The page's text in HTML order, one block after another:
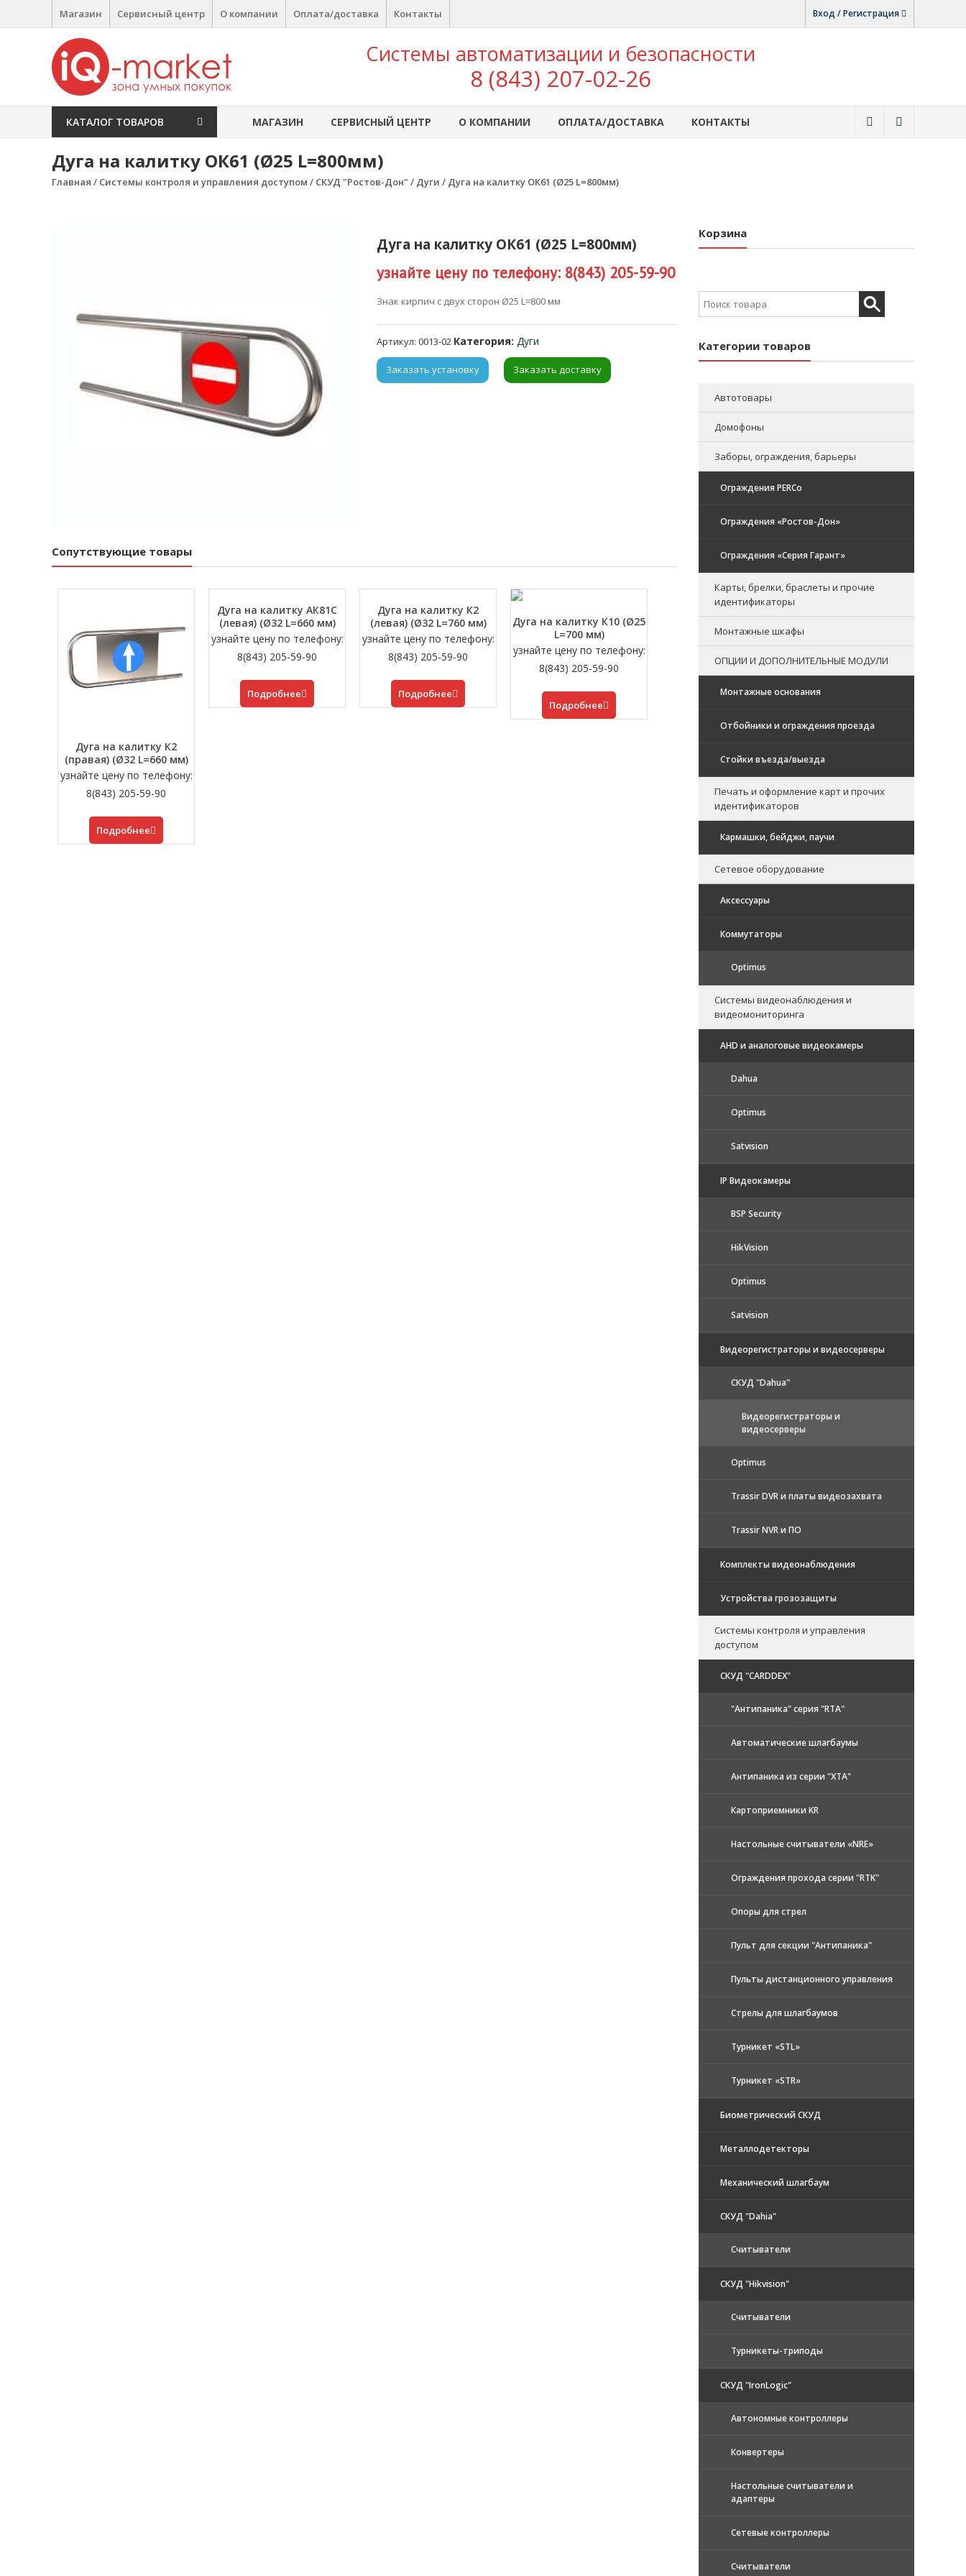
Перейти к содержимому
Магазин Сервисный центр О компании Оплата/доставка Контакты Вход / Регистрация
IQ Market
зона умных покупок
Системы автоматизации и безопасности
8 (843) 207-02-26
КАТАЛОГ ТОВАРОВ МАГАЗИН СЕРВИСНЫЙ ЦЕНТР О КОМПАНИИ ОПЛАТА/ДОСТАВКА КОНТАКТЫ
Дуга на калитку ОК61 (Ø25 L=800мм)
Главная / Системы контроля и управления доступом / СКУД "Ростов-Дон" / Дуги / Дуга на калитку ОК61 (Ø25 L=800мм)
Дуга на калитку ОК61 (Ø25 L=800мм)
узнайте цену по телефону: 8(843) 205-59-90
Знак кирпич с двух сторон Ø25 L=800 мм
Артикул:0013-02 Категория:Дуги
Заказать установку Заказать доставку
Сопутствующие товары
Дуга на калитку К2
(правая) (Ø32 L=660 мм)
узнайте цену по телефону:
8(843) 205-59-90
Подробнее
Дуга на калитку АК81С
(левая) (Ø32 L=660 мм)
узнайте цену по телефону:
8(843) 205-59-90
Подробнее
Дуга на калитку К2
(левая) (Ø32 L=760 мм)
узнайте цену по телефону:
8(843) 205-59-90
Подробнее
Дуга на калитку К10 (Ø25
L=700 мм)
узнайте цену по телефону:
8(843) 205-59-90
Подробнее
Корзина
Search for:
Категории товаров
Автотовары
Домофоны
Заборы, ограждения, барьеры
Ограждения PERCo
Ограждения «Ростов-Дон»
Ограждения «Серия Гарант»
Карты, брелки, браслеты и прочие
идентификаторы
Монтажные шкафы
ОПЦИИ И ДОПОЛНИТЕЛЬНЫЕ МОДУЛИ
Монтажные основания
Отбойники и ограждения проезда
Стойки въезда/выезда
Печать и оформление карт и прочих
идентификаторов
Кармашки, бейджи, паучи
Сетевое оборудование
Аксессуары
Коммутаторы
Optimus
Системы видеонаблюдения и
видеомониторинга
AHD и аналоговые видеокамеры
Dahua
Optimus
Satvision
IP Видеокамеры
BSP Security
HikVision
Optimus
Satvision
Видеорегистраторы и видеосерверы
CКУД "Dahua"
Видеорегистраторы и
видеосерверы
Optimus
Trassir DVR и платы видеозахвата
Trassir NVR и ПО
Комплекты видеонаблюдения
Устройства грозозащиты
Системы контроля и управления
доступом
CКУД "CARDDEX"
"Антипаника" серия "RTA"
Автоматические шлагбаумы
Антипаника из серии "XTA"
Картоприемники KR
Настольные считыватели «NRE»
Ограждения прохода серии "RTK"
Опоры для стрел
Пульт для секции "Антипаника"
Пульты дистанционного управления
Стрелы для шлагбаумов
Турникет «STL»
Турникет «STR»
Биометрический СКУД
Металлодетекторы
Механический шлагбаум
СКУД "Dahia"
Считыватели
СКУД "Hikvision"
Считыватели
Турникеты-триподы
СКУД "IronLogic"
Автономные контроллеры
Конвертеры
Настольные считыватели и
адаптеры
Сетевые контроллеры
Считыватели